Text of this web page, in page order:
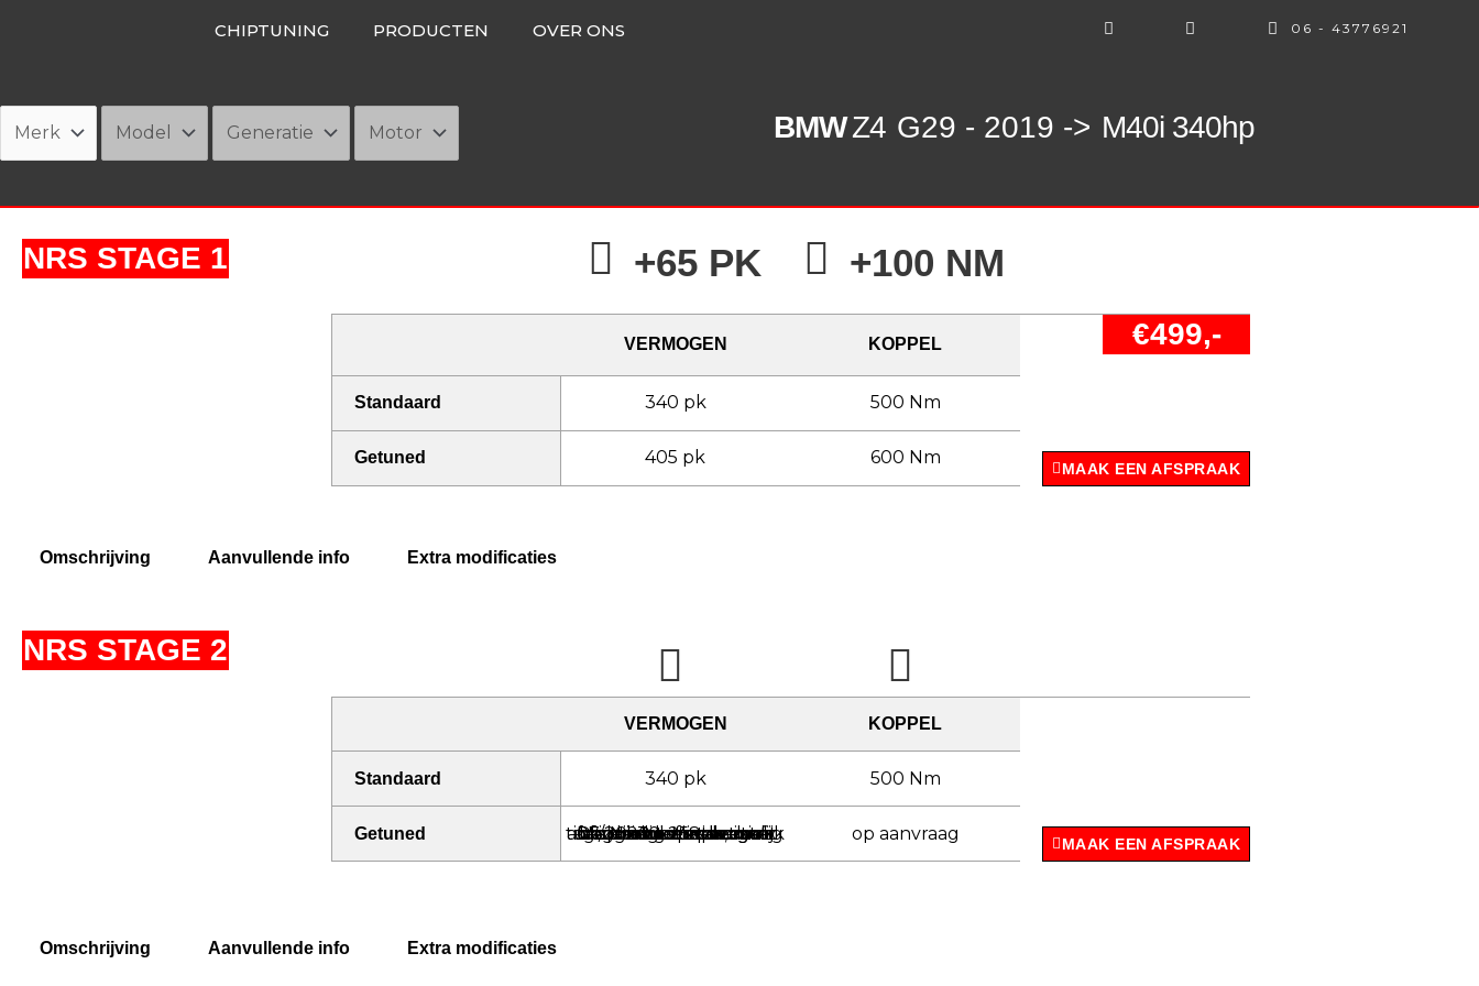
CHIPTUNING PRODUCTEN OVER ONS 06 - 43776921
BMWZ4 G29 - 2019 -> M40i 340hp
NRS STAGE 1 +65 PK +100 NM
VERMOGEN KOPPEL €499,-
Standaard 340 pk 500 Nm
Getuned 405 pk 600 Nm
MAAK EEN AFSPRAAK
Omschrijving Aanvullende info Extra modificaties
NRS STAGE 2
VERMOGEN KOPPEL
Standaard 340 pk 500 Nm
Getuned Deze motor is identiek aan de 30i 258pk, maar af-fabriek softwarematig begrensd. Voertuigen geproduceerd vanaf 07/2020 kennen extra beveilingen waardoor tuning nog niet mogelijk is. Neem voor meer informatie contact met ons op. pk op aanvraag
MAAK EEN AFSPRAAK
Omschrijving Aanvullende info Extra modificaties